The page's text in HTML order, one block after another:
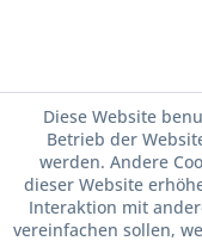
Diese Website
Betrieb der
werden. Andere
dieser Website
Interaktion mit
vereinfachen sollen,